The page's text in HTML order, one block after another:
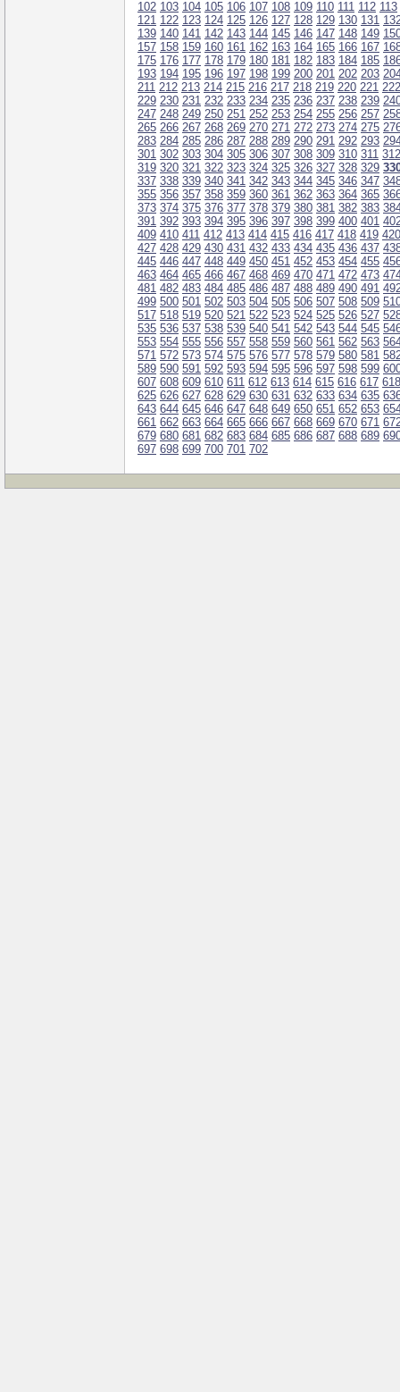
102 103 104 105 106 107 108 109 110 111 112 113
121 122 123 124 125 126 127 128 129 130 131
139 140 141 142 143 144 145 146 147 148 149
157 158 159 160 161 162 163 164 165 166 167
175 176 177 178 179 180 181 182 183 184 185
193 194 195 196 197 198 199 200 201 202 203
211 212 213 214 215 216 217 218 219 220 221 222
229 230 231 232 233 234 235 236 237 238 239
247 248 249 250 251 252 253 254 255 256 257
265 266 267 268 269 270 271 272 273 274 275
283 284 285 286 287 288 289 290 291 292 293
301 302 303 304 305 306 307 308 309 310 311 312
319 320 321 322 323 324 325 326 327 328 329
337 338 339 340 341 342 343 344 345 346 347
355 356 357 358 359 360 361 362 363 364 365
373 374 375 376 377 378 379 380 381 382 383
391 392 393 394 395 396 397 398 399 400 401
409 410 411 412 413 414 415 416 417 418 419 420
427 428 429 430 431 432 433 434 435 436 437
445 446 447 448 449 450 451 452 453 454 455
463 464 465 466 467 468 469 470 471 472 473
481 482 483 484 485 486 487 488 489 490 491
499 500 501 502 503 504 505 506 507 508 509
517 518 519 520 521 522 523 524 525 526 527
535 536 537 538 539 540 541 542 543 544 545
553 554 555 556 557 558 559 560 561 562 563
571 572 573 574 575 576 577 578 579 580 581
589 590 591 592 593 594 595 596 597 598 599
607 608 609 610 611 612 613 614 615 616 617 618
625 626 627 628 629 630 631 632 633 634 635
643 644 645 646 647 648 649 650 651 652 653
661 662 663 664 665 666 667 668 669 670 671
679 680 681 682 683 684 685 686 687 688 689
697 698 699 700 701 702